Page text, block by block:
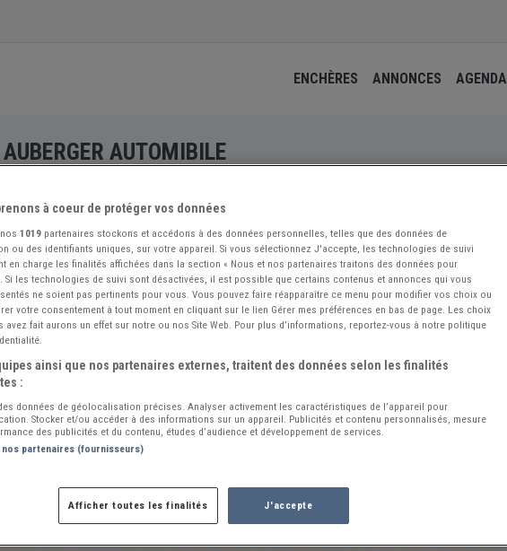
ENCHÈRES ANNONCES AGENDA
AUTOMIBILE
à coeur de protéger vos données
1019 partenaires stockons et accédons à des données personnelles, telles que des données de
ou des identifiants uniques, sur votre appareil. Si vous sélectionnez J'accepte, les technologies de suivi
en charge les finalités affichées dans la section « Nous et nos partenaires traitons des données pour
Si les technologies de suivi sont désactivées, il est possible que certains contenus et annonces qui vous
ne soient pas pertinents pour vous. Vous pouvez faire réapparaître ce menu pour modifier vos choix ou
votre consentement à tout moment en cliquant sur le lien Gérer mes préférences en bas de page. Les choix
avez fait aurons un effet sur notre ou nos Site Web. Pour plus d’informations, reportez-vous à notre politique
ainsi que nos partenaires externes, traitent des données selon les finalités
:
données de géolocalisation précises. Analyser activement les caractéristiques de l’appareil pour
Stocker et/ou accéder à des informations sur un appareil. Publicités et contenu personnalisés, mesure
des publicités et du contenu, études d’audience et développement de services.
nos partenaires (fournisseurs)
Afficher toutes les finalités J'accepte